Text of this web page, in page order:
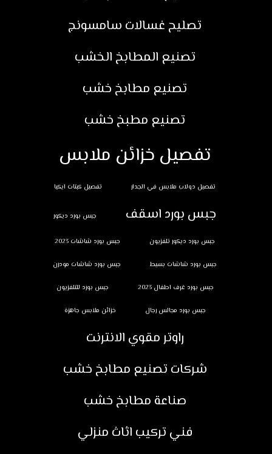
تصليح غسالات سامسونج
تصنيع المطابخ الخشب
تصنيع مطابخ خشب
تصنيع مطبخ خشب
تفصيل خزائن ملابس
تفصيل دولاب ملابس في الجدار تفصيل كبتات ايكيا
جبس بورد اسقف جبس بورد ديكور
جبس بورد ديكور تلفزيون جبس بورد شاشات 2023
جبس بورد شاشات بسيط جبس بورد شاشات مودرن
جبس بورد غرف اطفال 2023 جبس بورد للتلفزيون
جبس بورد مجالس رجال خزائن ملابس جاهزة
راوتر مقوي الانترنت
شركات تصنيع مطابخ خشب
صناعة مطابخ خشب
فني تركيب اثاث منزلي